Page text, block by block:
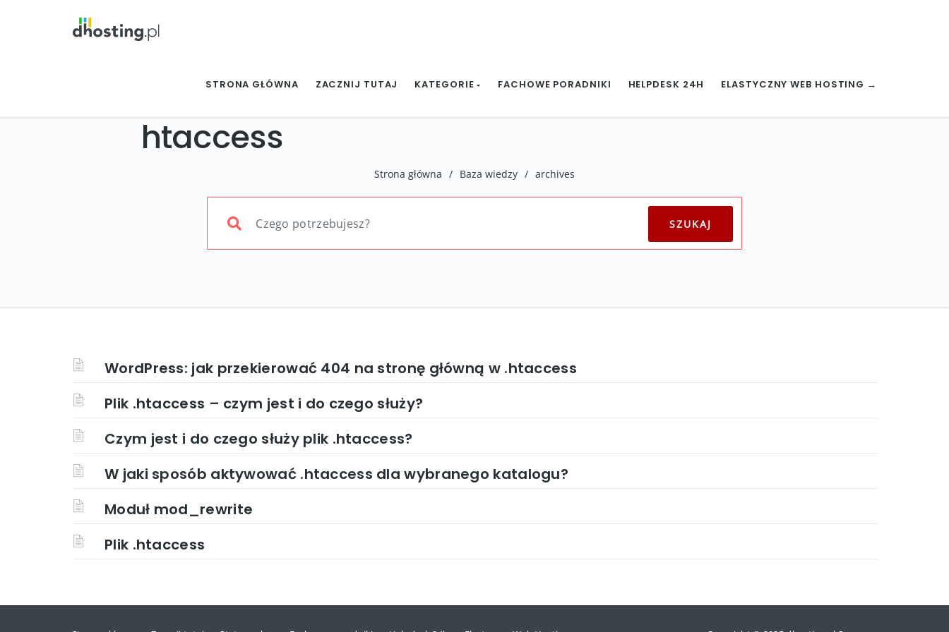
STRONA GŁÓWNA ZACZNIJ TUTAJ KATEGORIE FACHOWE PORADNIKI HELPDESK 24H ELASTYCZNY WEB HOSTING →
htaccess
Strona główna / Baza wiedzy / archives
WordPress: jak przekierować 404 na stronę główną w .htaccess
Plik .htaccess – czym jest i do czego służy?
Czym jest i do czego służy plik .htaccess?
W jaki sposób aktywować .htaccess dla wybranego katalogu?
Moduł mod_rewrite
Plik .htaccess